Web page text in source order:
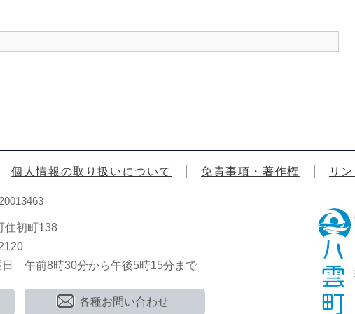
個人情報の取り扱いについて 免責事項・著作権 リ
住初町138
日 午前8時30分から午後5時15分まで
各種お問い合わせ